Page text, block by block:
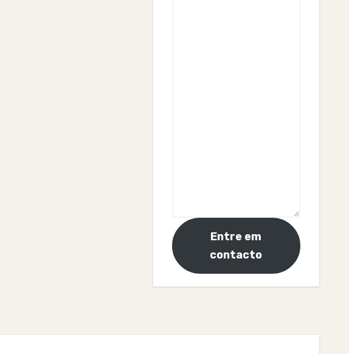
Entre em
contacto